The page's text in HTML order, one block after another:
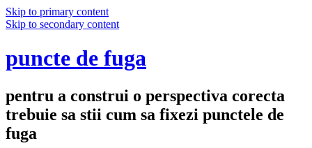
Skip to primary content
Skip to secondary content
puncte de fuga
pentru a construi o perspectiva corecta
trebuie sa stii cum sa fixezi punctele de
fuga